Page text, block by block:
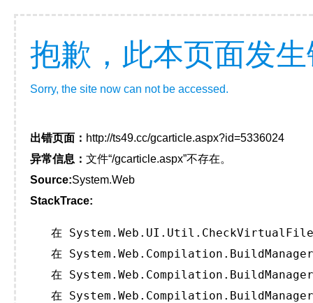
抱歉，此本页面发
Sorry, the site now can not be accessed.
出错页面： http://ts49.cc/gcarticle.aspx?id=5336024
异常信息： 文件“/gcarticle.aspx”不存在。
Source:System.Web
StackTrace:
在
在
在
在